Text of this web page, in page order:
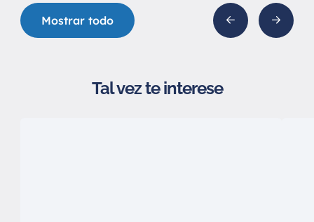
Mostrar todo
Tal vez te interese